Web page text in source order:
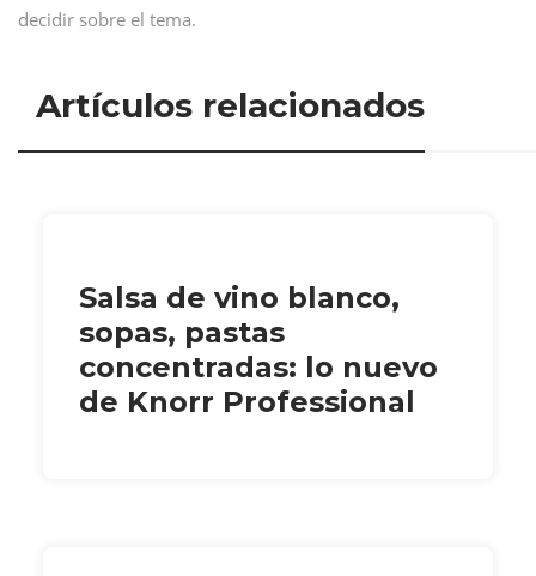
decidir sobre el tema.
Artículos relacionados
Salsa de vino blanco,
sopas, pastas
concentradas: lo nuevo
de Knorr Professional